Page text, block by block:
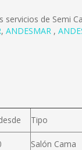
servicios de Semi
, ANDESMAR ,
Tipo
Salón Cama